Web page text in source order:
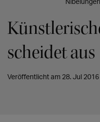
scheidet aus
Veröffentlicht am 28. Jul 2016